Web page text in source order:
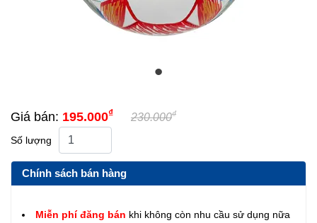
Giá bán: 195.000₫ 230.000₫
Số lượng
Chính sách bán hàng
Miễn phí đăng bán khi không còn nhu cầu sử dụng nữa